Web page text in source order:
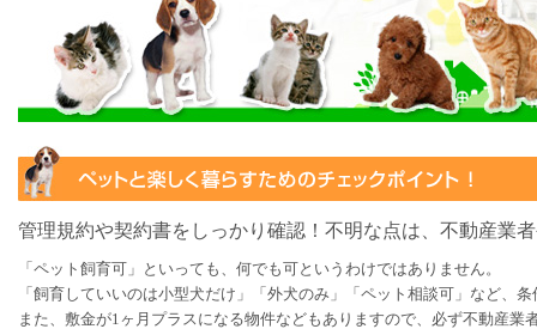
管理規約や契約書をしっかり確認！不明な点は、不動産業
「ペット飼育可」といっても、何でも可というわけではありません。
「飼育していいのは小型犬だけ」「外犬のみ」「ペット相談可」など、
また、敷金が1ヶ月プラスになる物件などもありますので、必ず不動産業